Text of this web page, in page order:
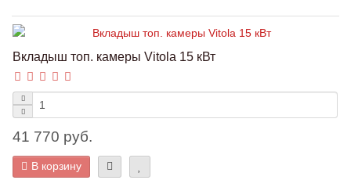
Вкладыш топ. камеры Vitola 15 кВт
41 770 руб.
В корзину